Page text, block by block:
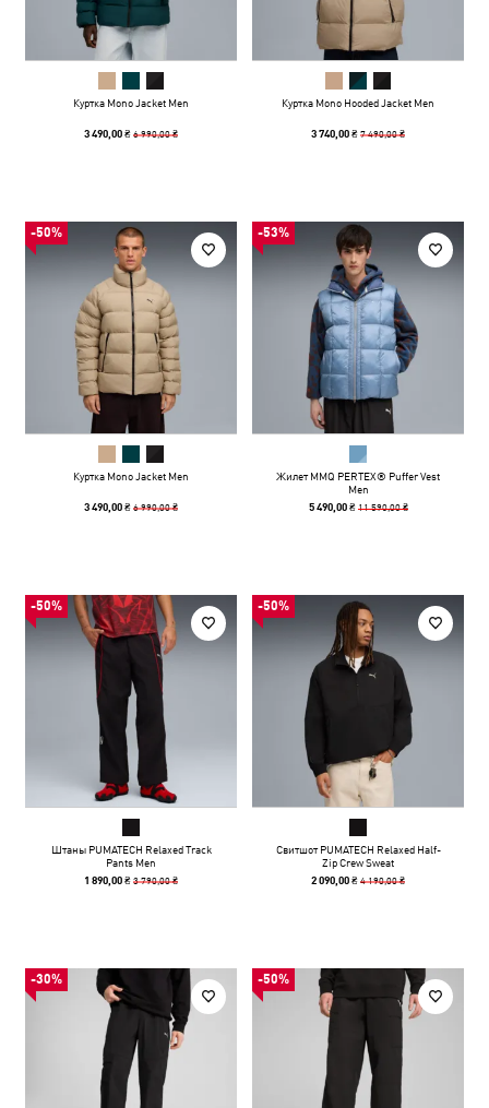
Куртка Mono Jacket Men
3 490,00 ₴6 990,00 ₴
Куртка Mono Hooded Jacket Men
3 740,00 ₴7 490,00 ₴
-50%
Куртка Mono Jacket Men
3 490,00 ₴6 990,00 ₴
-53%
Жилет MMQ PERTEX® Puffer Vest
Men
5 490,00 ₴ 11 590,00 ₴
-50%
Штаны PUMATECH Relaxed Track
Pants Men
1 890,00 ₴3 790,00 ₴
-50%
Свитшот PUMATECH Relaxed Half-
Zip Crew Sweat
2 090,00 ₴4 190,00 ₴
-30% -50%